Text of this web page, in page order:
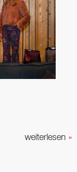
weiterlesen »